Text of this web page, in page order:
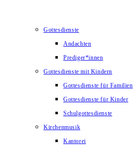
Gottesdienste
Andachten
Prediger*innen
Gottesdienste mit Kindern
Gottesdienste für Familien
Gottesdienste für Kinder
Schulgottesdienste
Kirchenmusik
Kantorei